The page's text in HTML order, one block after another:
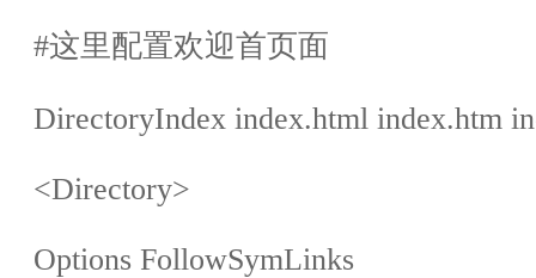
#这里配置欢迎首页面
DirectoryIndex index.html index.htm
<Directory>
Options FollowSymLinks